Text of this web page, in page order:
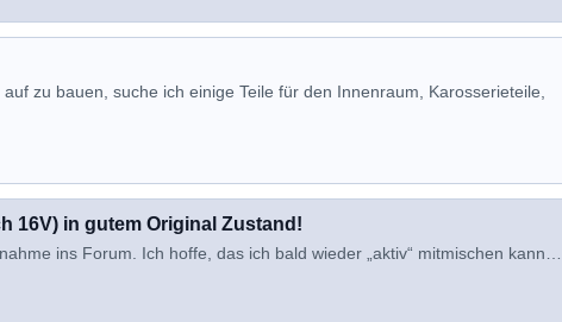
zu bauen, suche ich einige Teile für den Innenraum, Karosserieteile,
16V) in gutem Original Zustand!
ins Forum. Ich hoffe, das ich bald wieder „aktiv“ mitmischen kann…